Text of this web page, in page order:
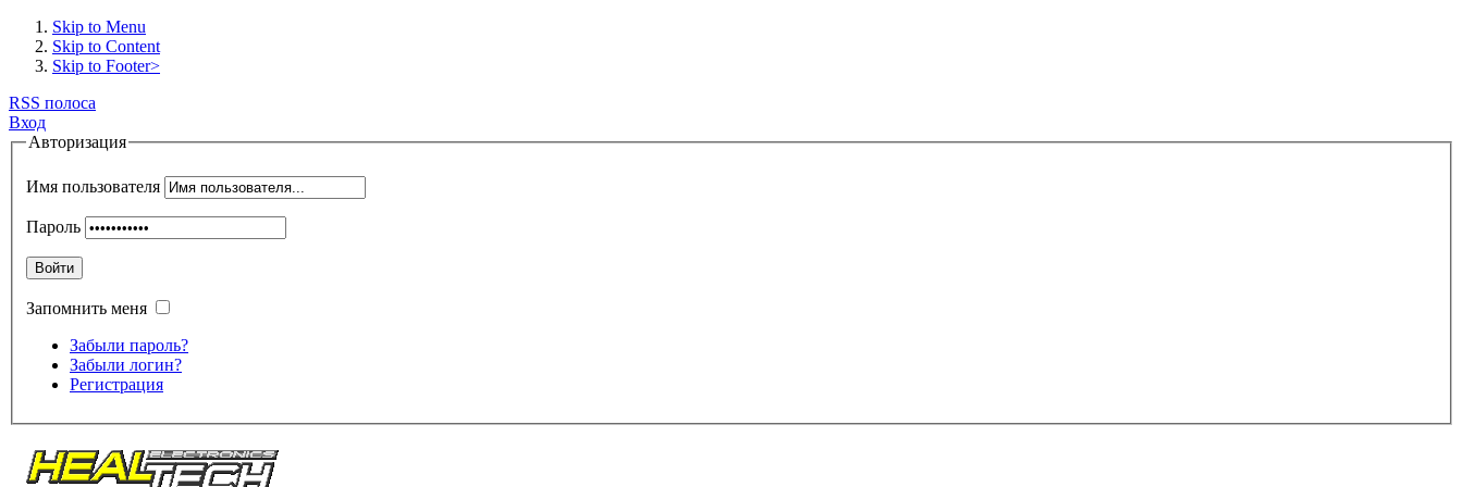
Skip to Menu
Skip to Content
Skip to Footer>
RSS полоса
Вход
Авторизация
Имя пользователя
Пароль
Войти
Запомнить меня
Забыли пароль?
Забыли логин?
Регистрация